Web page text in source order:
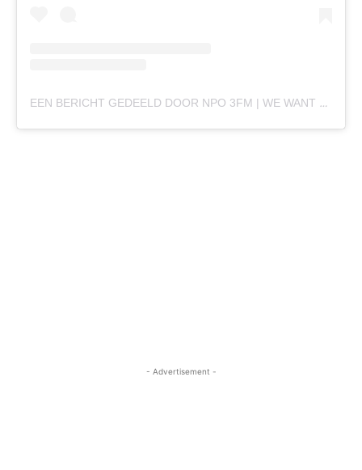
EEN BERICHT GEDEELD DOOR NPO 3FM | WE WANT MORE (@NPO3FM)
- Advertisement -